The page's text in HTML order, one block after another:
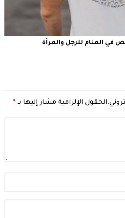
في المنام للرجل والمرأة
الحقول الإلزامية مشار إليها بـ *